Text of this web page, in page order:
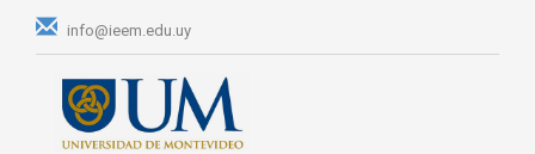
info@ieem.edu.uy